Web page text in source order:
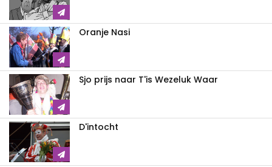
Oranje Nasi
Sjo prijs naar T'is Wezeluk Waar
D'intocht